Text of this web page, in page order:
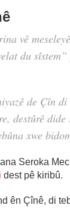
vê meseleyê
du sîstem”
de Çîn di
destûrê dide
xwe
Seroka
dest pê kiribû.
ên Çînê, di